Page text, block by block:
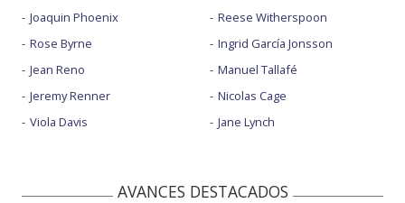
Joaquin Phoenix
Rose Byrne
Jean Reno
Jeremy Renner
Viola Davis
Reese Witherspoon
Ingrid García Jonsson
Manuel Tallafé
Nicolas Cage
Jane Lynch
AVANCES DESTACADOS